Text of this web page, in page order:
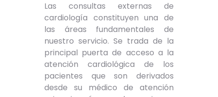
Las consultas externas de
cardiología constituyen una de
las áreas fundamentales de
nuestro servicio. Se trada de la
principal puerta de acceso a la
atención cardiológica de los
pacientes que son derivados
desde su médico de atención